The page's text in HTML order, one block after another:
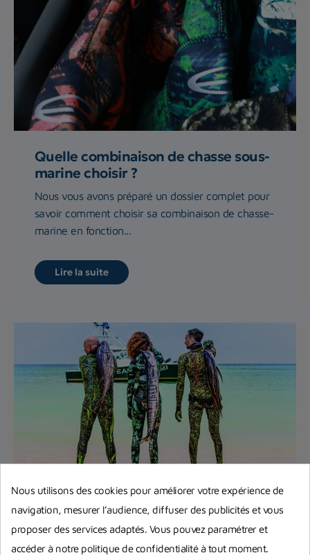
Quelle combinaison de chasse sous-
marine choisir ?
Nous vous avons préparé un dossier complet pour
savoir comment choisir sa combinaison de chasse-
marine en fonction...
Lire la suite
Règlementation chasse sous-marine
en France
Réglementation de la pêche sous-marine en
Nous utilisons des cookies pour améliorer votre expérience de
navigation, mesurer l’audience, diffuser des publicités et vous
proposer des services adaptés. Vous pouvez paramétrer et
accéder à notre politique de confidentialité à tout moment.